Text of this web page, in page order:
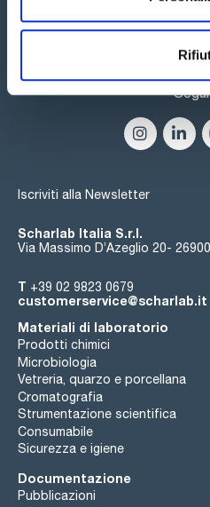
Disponibili tre versioni:
- Modelli con calibrazione
- Modelli verificati o con
Iscriviti alla Newsletter
Scharlab Italia S.r.l.
Via Massimo D’Azeglio 20-
T +39 02 9823 0679
customerservice@scharlab.it
Materiali di laboratorio
Prodotti chimici
Microbiologia
Vetreria, quarzo e porcellana
Cromatografia
Strumentazione scientifica
Consumabile
Sicurezza e igiene
Documentazione
Pubblicazioni